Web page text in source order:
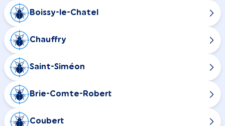
Boissy-le-Chatel
Chauffry
Saint-Siméon
Brie-Comte-Robert
Coubert